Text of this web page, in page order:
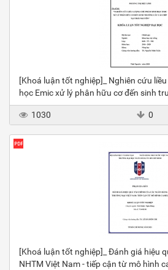
[Khoá luận tốt nghiệp]_ Nghiên cứu
học Emic xử lý phân hữu cơ đến sinh
1030 0
[Khoá luận tốt nghiệp]_ Đánh giá hiệu
NHTM Việt Nam - tiếp cận từ mô hình